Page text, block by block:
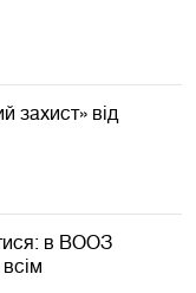
захист» від
в ВООЗ